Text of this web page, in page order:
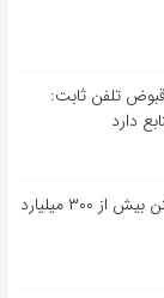
تلفن ثابت:
دارد
احتمال خروج رایتل از بازار / از دست رفتن بیش از ۳۰۰ میلیارد